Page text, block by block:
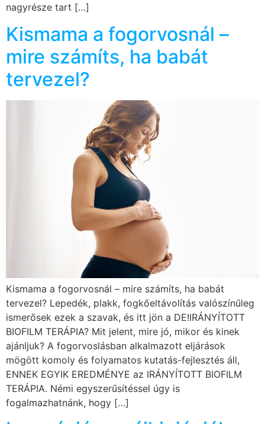
nagyrésze tart […]
Kismama a fogorvosnál –
mire számíts, ha babát
tervezel?
Kismama a fogorvosnál – mire számíts, ha babát
tervezel? Lepedék, plakk, fogkőeltávolítás valószínűleg
ismerősek ezek a szavak, és itt jön a DE!IRÁNYÍTOTT
BIOFILM TERÁPIA? Mit jelent, mire jó, mikor és kinek
ajánljuk? A fogorvoslásban alkalmazott eljárások
mögött komoly és folyamatos kutatás-fejlesztés áll,
ENNEK EGYIK EREDMÉNYE az IRÁNYÍTOTT BIOFILM
TERÁPIA. Némi egyszerűsítéssel úgy is
fogalmazhatnánk, hogy […]